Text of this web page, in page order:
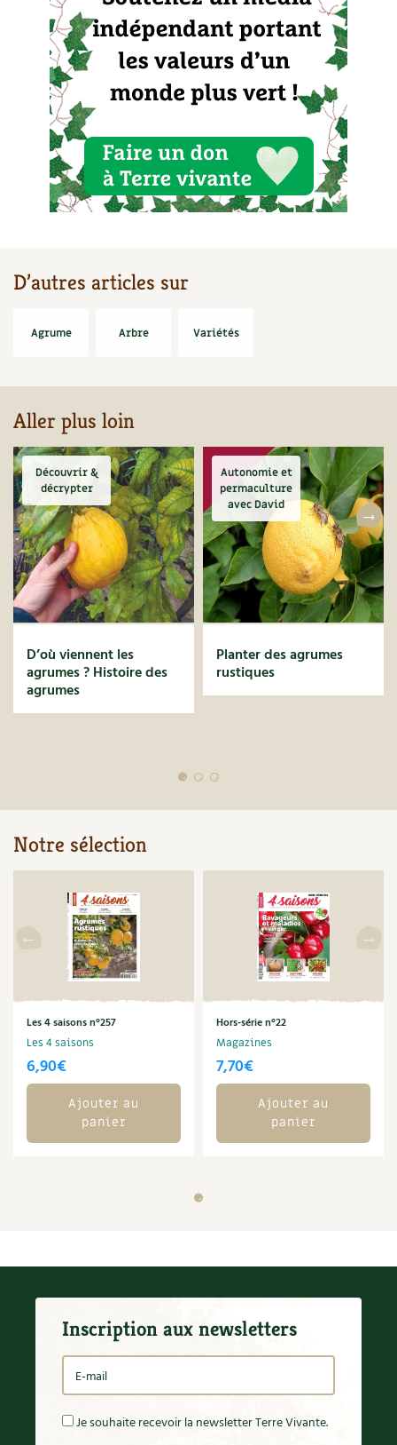
D’autres articles sur
Agrume Arbre Variétés
Aller plus loin
Découvrir &
décrypter
D’où viennent les
agrumes ? Histoire des
agrumes
Autonomie et
permaculture
avec David
Planter des agrumes
rustiques
Notre sélection
Les 4 saisons n°257
Les 4 saisons
6,90€
Ajouter au
panier
Hors-série n°22
Magazines
7,70€
Ajouter au
panier
Inscription aux newsletters
Je souhaite recevoir la newsletter Terre Vivante.